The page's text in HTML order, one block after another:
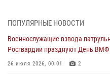
Татарстанские росгвардейцы
24 июля 2026, 15:05
В казанском полку Росгвардии
ПОПУЛЯРНЫЕ НОВОСТИ
Военнослужащие взвода
Росгвардии празднуют День
26 июля 2026, 00:01 2